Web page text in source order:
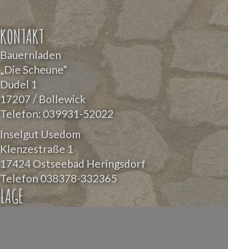
KONTAKT
Bauernladen
„Die Scheune“
Dudel 1
17207 / Bollewick
Telefon:039931-52022
Inselgut Usedom
Klenzestraße 1
17424 Ostseebad Heringsdorf
Telefon038378-332365
LAGE